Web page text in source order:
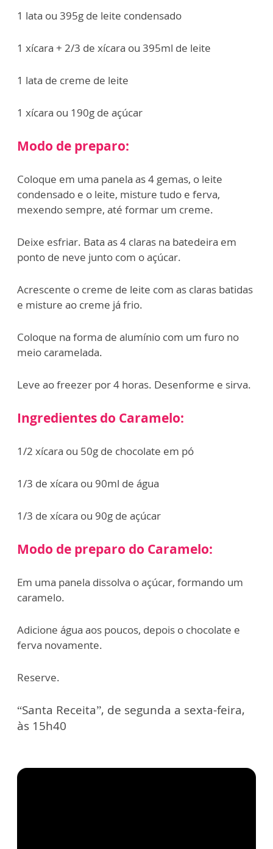
1 lata ou 395g de leite condensado
1 xícara + 2/3 de xícara ou 395ml de leite
1 lata de creme de leite
1 xícara ou 190g de açúcar
Modo de preparo:
Coloque em uma panela as 4 gemas, o leite
condensado e o leite, misture tudo e ferva,
mexendo sempre, até formar um creme.
Deixe esfriar. Bata as 4 claras na batedeira em
ponto de neve junto com o açúcar.
Acrescente o creme de leite com as claras batidas
e misture ao creme já frio.
Coloque na forma de alumínio com um furo no
meio caramelada.
Leve ao freezer por 4 horas. Desenforme e sirva.
Ingredientes do Caramelo:
1/2 xícara ou 50g de chocolate em pó
1/3 de xícara ou 90ml de água
1/3 de xícara ou 90g de açúcar
Modo de preparo do Caramelo:
Em uma panela dissolva o açúcar, formando um
caramelo.
Adicione água aos poucos, depois o chocolate e
ferva novamente.
Reserve.
“Santa Receita”, de segunda a sexta-feira,
às 15h40